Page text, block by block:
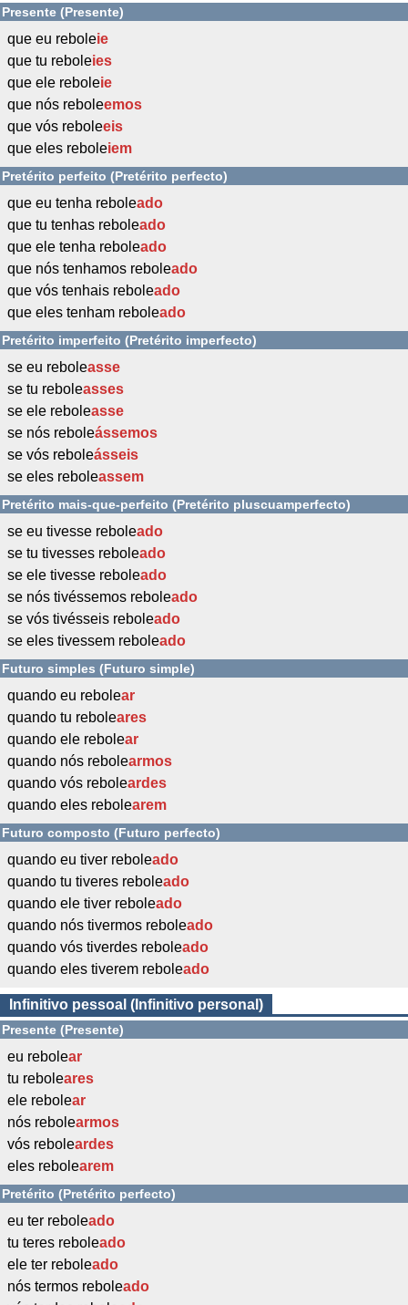
Presente (Presente)
que eu reboleie
que tu reboleies
que ele reboleie
que nós reboleemos
que vós reboleeis
que eles reboleiem
Pretérito perfeito (Pretérito perfecto)
que eu tenha reboleado
que tu tenhas reboleado
que ele tenha reboleado
que nós tenhamos reboleado
que vós tenhais reboleado
que eles tenham reboleado
Pretérito imperfeito (Pretérito imperfecto)
se eu reboleasse
se tu reboleasses
se ele reboleasse
se nós reboleássemos
se vós reboleásseis
se eles reboleassem
Pretérito mais-que-perfeito (Pretérito pluscuamperfecto)
se eu tivesse reboleado
se tu tivesses reboleado
se ele tivesse reboleado
se nós tivéssemos reboleado
se vós tivésseis reboleado
se eles tivessem reboleado
Futuro simples (Futuro simple)
quando eu rebolear
quando tu reboleares
quando ele rebolear
quando nós rebolearmos
quando vós reboleardes
quando eles rebolearem
Futuro composto (Futuro perfecto)
quando eu tiver reboleado
quando tu tiveres reboleado
quando ele tiver reboleado
quando nós tivermos reboleado
quando vós tiverdes reboleado
quando eles tiverem reboleado
Infinitivo pessoal (Infinitivo personal)
Presente (Presente)
eu rebolear
tu reboleares
ele rebolear
nós rebolearmos
vós reboleardes
eles rebolearem
Pretérito (Pretérito perfecto)
eu ter reboleado
tu teres reboleado
ele ter reboleado
nós termos reboleado